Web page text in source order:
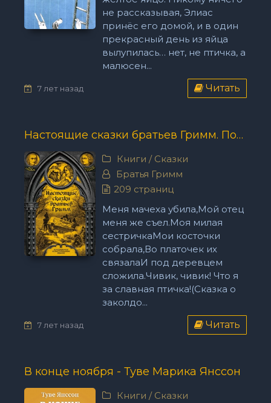
не рассказывая, Элиас
принёс его домой, и в один
прекрасный день из яйца
вылупилась… нет, не птичка, а
малюсен...
7 лет назад Читать
Настоящие сказки братьев Гримм. Полное собрание - Братья Гримм
Книги / Сказки
Братья Гримм
209 страниц
Меня мачеха убила,Мой отец
меня же съел.Моя милая
сестричкаМои косточки
собрала,Во платочек их
связалаИ под деревцем
сложила.Чивик, чивик! Что я
за славная птичка!(Сказка о
заколдо...
7 лет назад Читать
В конце ноября - Туве Марика Янссон
Книги / Сказки